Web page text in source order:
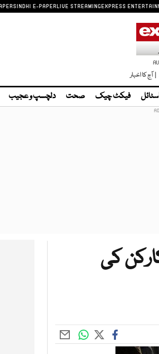
SINDHI E-PAPERLIVE STREAMINGEXPRESS
| آج کا اخبار
فیکٹ چیک صحت دلچسپ و عجیب
کی